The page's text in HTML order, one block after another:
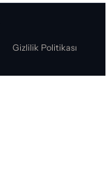
Gizlilik Politikası